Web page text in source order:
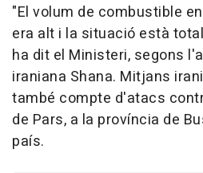
"El volum de combustible
era alt i la situació està
ha dit el Ministeri, segons
iraniana Shana. Mitjans
també compte d'atacs
de Pars, a la província de
país.